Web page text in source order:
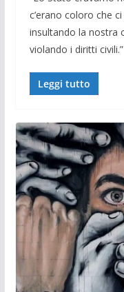
c’erano coloro che
insultando la nostra
violando i diritti civili.”
Leggi tutto